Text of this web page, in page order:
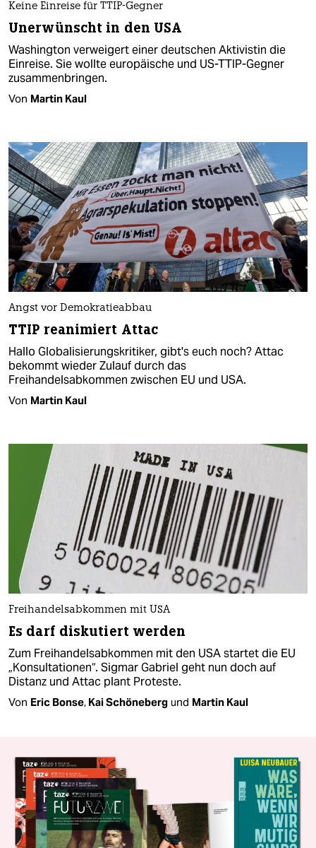
Keine Einreise für TTIP-Gegner
Unerwünscht in den USA
Washington verweigert einer deutschen Aktivistin die
Einreise. Sie wollte europäische und US-TTIP-Gegner
zusammenbringen.
Von Martin Kaul
Angst vor Demokratieabbau
TTIP reanimiert Attac
Hallo Globalisierungskritiker, gibt's euch noch? Attac
bekommt wieder Zulauf durch das
Freihandelsabkommen zwischen EU und USA.
Von Martin Kaul
Freihandelsabkommen mit USA
Es darf diskutiert werden
Zum Freihandelsabkommen mit den USA startet die EU
„Konsultationen“. Sigmar Gabriel geht nun doch auf
Distanz und Attac plant Proteste.
Von Eric Bonse, Kai Schöneberg und Martin Kaul